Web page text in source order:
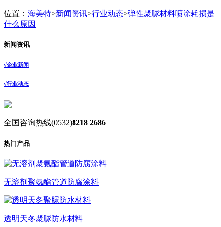
位置： 海美特>新闻资讯>行业动态>弹性聚脲材料喷涂耗损是
什么原因
新闻资讯
√企业新闻
√行业动态
全国咨询热线(0532)8218 2686
热门产品
无溶剂聚氨酯管道防腐涂料
透明天冬聚脲防水材料